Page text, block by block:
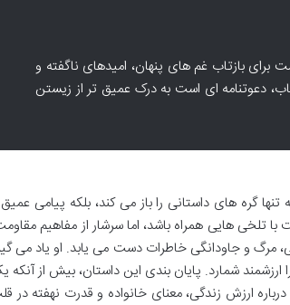
بازتاب غم های پنهان، امیدهای ناگفته و
دعوتنامه ای است به درک عمیق تر از زیستن
گره های داستانی را باز می کند، بلکه پیامی
تلخی هایی همراه باشد، اما سرشار از مفاهیم
مرگ و جاودانگی خاطرات دست می یابد. او یاد می
شمارد. پایان بندی این داستان، بیش از آنکه
ارزش زندگی، معنای خانواده و قدرت نهفته در